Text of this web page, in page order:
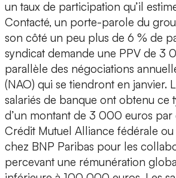
un taux de participation qu’il
Contacté, un porte-parole du
son côté un peu plus de 6 % de
syndicat demande une PPV de 3
parallèle des négociations
(NAO) qui se tiendront en janvier.
salariés de banque ont obtenu ce
d’un montant de 3 000 euros
Crédit Mutuel Alliance fédérale
chez BNP Paribas pour les
percevant une rémunération